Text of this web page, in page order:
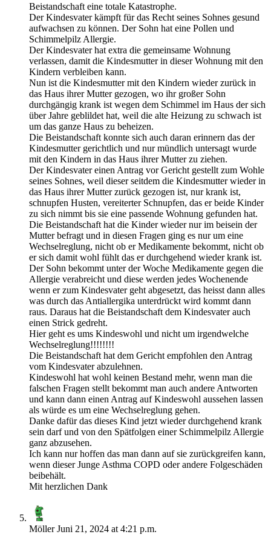
Beistandschaft eine totale Katastrophe.
Der Kindesvater kämpft für das Recht seines Sohnes gesund
aufwachsen zu können. Der Sohn hat eine Pollen und
Schimmelpilz Allergie.
Der Kindesvater hat extra die gemeinsame Wohnung
verlassen, damit die Kindesmutter in dieser Wohnung mit den
Kindern verbleiben kann.
Nun ist die Kindesmutter mit den Kindern wieder zurück in
das Haus ihrer Mutter gezogen, wo ihr großer Sohn
durchgängig krank ist wegen dem Schimmel im Haus der sich
über Jahre geblildet hat, weil die alte Heizung zu schwach ist
um das ganze Haus zu beheizen.
Die Beistandschaft konnte sich auch daran erinnern das der
Kindesmutter gerichtlich und nur mündlich untersagt wurde
mit den Kindern in das Haus ihrer Mutter zu ziehen.
Der Kindesvater einen Antrag vor Gericht gestellt zum Wohle
seines Sohnes, weil dieser seitdem die Kindesmutter wieder in
das Haus ihrer Mutter zurück gezogen ist, nur krank ist,
schnupfen Husten, vereiterter Schnupfen, das er beide Kinder
zu sich nimmt bis sie eine passende Wohnung gefunden hat.
Die Beistandschaft hat die Kinder wieder nur im beisein der
Mutter befragt und in diesen Fragen ging es nur um eine
Wechselreglung, nicht ob er Medikamente bekommt, nicht ob
er sich damit wohl fühlt das er durchgehend wieder krank ist.
Der Sohn bekommt unter der Woche Medikamente gegen die
Allergie verabreicht und diese werden jedes Wochenende
wenn er zum Kindesvater geht abgesetzt, das heisst dann alles
was durch das Antiallergika unterdrückt wird kommt dann
raus. Daraus hat die Beistandschaft dem Kindesvater auch
einen Strick gedreht.
Hier geht es ums Kindeswohl und nicht um irgendwelche
Wechselreglung!!!!!!!!
Die Beistandschaft hat dem Gericht empfohlen den Antrag
vom Kindesvater abzulehnen.
Kindeswohl hat wohl keinen Bestand mehr, wenn man die
falschen Fragen stellt bekommt man auch andere Antworten
und kann dann einen Antrag auf Kindeswohl aussehen lassen
als würde es um eine Wechselreglung gehen.
Danke dafür das dieses Kind jetzt wieder durchgehend krank
sein darf und von den Spätfolgen einer Schimmelpilz Allergie
ganz abzusehen.
Ich kann nur hoffen das man dann auf sie zurückgreifen kann,
wenn dieser Junge Asthma COPD oder andere Folgeschäden
beibehält.
Mit herzlichen Dank
Möller Juni 21, 2024 at 4:21 p.m.